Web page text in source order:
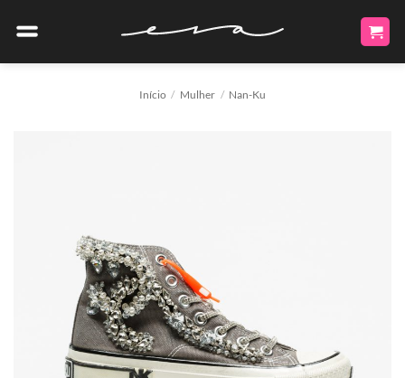
Início / Mulher / Nan-Ku